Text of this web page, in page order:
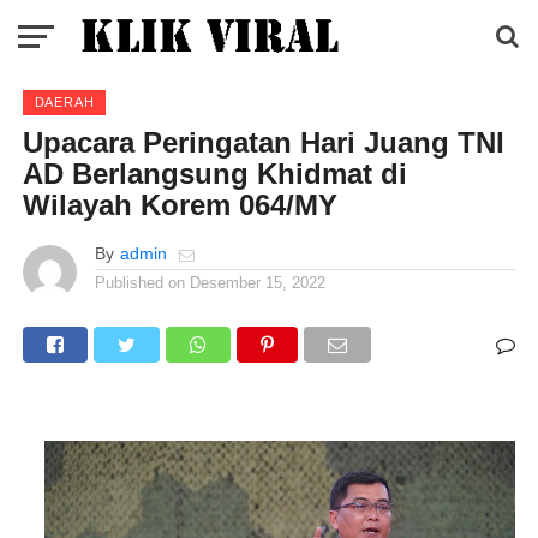
DAERAH
Upacara Peringatan Hari Juang TNI
AD Berlangsung Khidmat di
Wilayah Korem 064/MY
By admin
Published on Desember 15, 2022